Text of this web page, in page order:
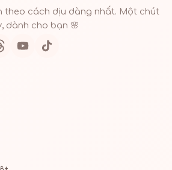
theo cách dịu dàng nhất. Một chút
dành cho bạn 🌸